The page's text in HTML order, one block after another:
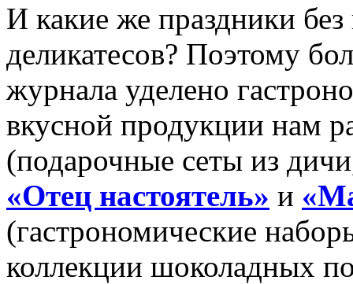
И какие же праздники без
деликатесов? Поэтому
журнала уделено
вкусной продукции нам
(подарочные сеты из
«Отец настоятель» и
(гастрономические
коллекции шоколадных